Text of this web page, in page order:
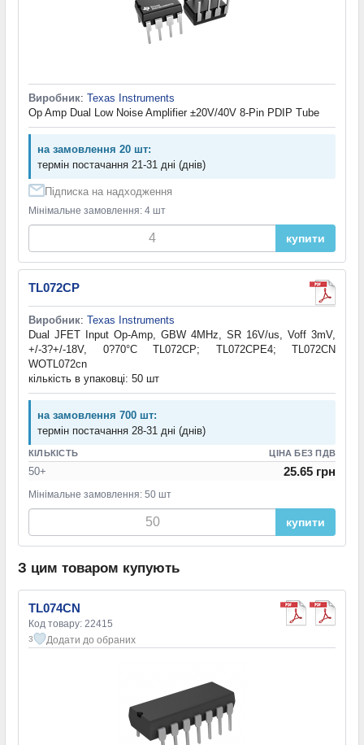
Виробник: Texas Instruments
Op Amp Dual Low Noise Amplifier ±20V/40V 8-Pin PDIP Tube
на замовлення 20 шт:
термін постачання 21-31 дні (днів)
Підписка на надходження
Мінімальне замовлення: 4 шт
купити
TL072CP
Виробник: Texas Instruments
Dual JFET Input Op-Amp, GBW 4MHz, SR 16V/us, Voff 3mV,
+/-3?+/-18V, 0?70°C TL072CP; TL072CPE4; TL072CN
WOTL072cn
кількість в упаковці: 50 шт
на замовлення 700 шт:
термін постачання 28-31 дні (днів)
КІЛЬКІСТЬ ЦІНА БЕЗ ПДВ
50+ 25.65 грн
Мінімальне замовлення: 50 шт
купити
З цим товаром купують
TL074CN
Код товару: 22415
3 Додати до обраних